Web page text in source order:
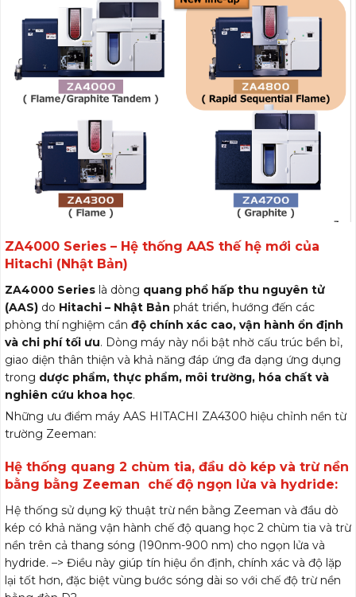
ZA4000 Series – Hệ thống AAS thế hệ mới của
Hitachi (Nhật Bản)
ZA4000 Series là dòng quang phổ hấp thu nguyên tử
(AAS) do Hitachi – Nhật Bản phát triển, hướng đến các
phòng thí nghiệm cần độ chính xác cao, vận hành ổn định
và chi phí tối ưu. Dòng máy này nổi bật nhờ cấu trúc bền bỉ,
giao diện thân thiện và khả năng đáp ứng đa dạng ứng dụng
trong dược phẩm, thực phẩm, môi trường, hóa chất và
nghiên cứu khoa học.
Những ưu điểm máy AAS HITACHI ZA4300 hiệu chỉnh nền từ
trường Zeeman:
Hệ thống quang 2 chùm tia, đầu dò kép và trừ nền
bằng bằng Zeeman chế độ ngọn lửa và hydride:
Hệ thống sử dụng kỹ thuật trừ nền bằng Zeeman và đầu dò
kép có khả năng vận hành chế độ quang học 2 chùm tia và trừ
nền trên cả thang sóng (190nm-900 nm) cho ngọn lửa và
hydride. –> Điều này giúp tín hiệu ổn định, chính xác và độ lặp
lại tốt hơn, đặc biệt vùng bước sóng dài so với chế độ trừ nền